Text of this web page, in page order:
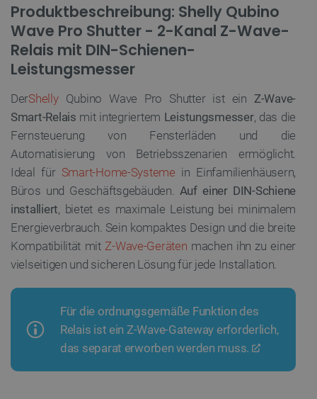
Produktbeschreibung: Shelly Qubino
Wave Pro Shutter - 2-Kanal Z-Wave-
Relais mit DIN-Schienen-
Leistungsmesser
DerShellyQubino Wave Pro Shutter ist ein Z-Wave-
Smart-Relais mit integriertem Leistungsmesser, das die
Fernsteuerung von Fensterläden und die
Automatisierung von Betriebsszenarien ermöglicht.
Ideal für Smart-Home-Systeme in Einfamilienhäusern,
Büros und Geschäftsgebäuden. Auf einer DIN-Schiene
installiert, bietet es maximale Leistung bei minimalem
Energieverbrauch. Sein kompaktes Design und die breite
Kompatibilität mit Z-Wave-Geräten machen ihn zu einer
vielseitigen und sicheren Lösung für jede Installation.
Für die ordnungsgemäße Funktion des
Relais ist ein Z-Wave-Gateway erforderlich,
das separat erworben werden muss.